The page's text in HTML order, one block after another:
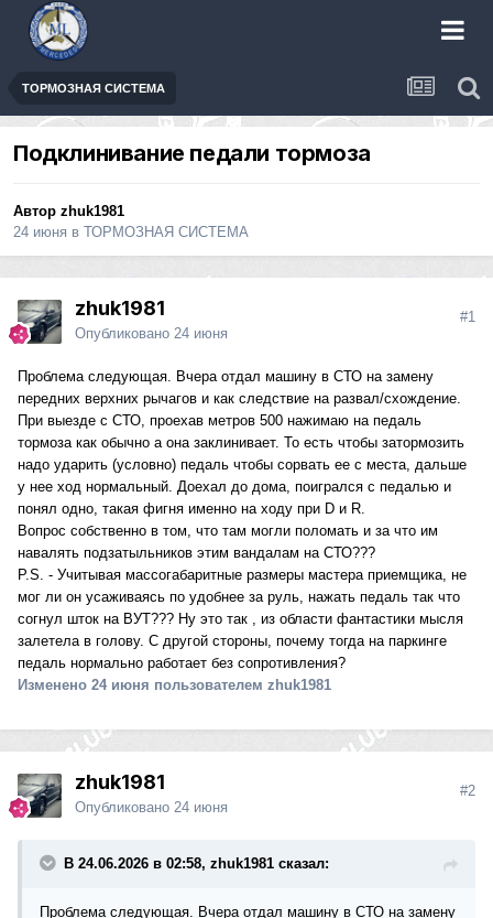
ТОРМОЗНАЯ СИСТЕМА
Подклинивание педали тормоза
Автор zhuk1981
24 июня в ТОРМОЗНАЯ СИСТЕМА
zhuk1981
Опубликовано 24 июня
#1
Проблема следующая. Вчера отдал машину в СТО на замену
передних верхних рычагов и как следствие на развал/схождение.
При выезде с СТО, проехав метров 500 нажимаю на педаль
тормоза как обычно а она заклинивает. То есть чтобы затормозить
надо ударить (условно) педаль чтобы сорвать ее с места, дальше
у нее ход нормальный. Доехал до дома, поигрался с педалью и
понял одно, такая фигня именно на ходу при D и R.
Вопрос собственно в том, что там могли поломать и за что им
навалять подзатыльников этим вандалам на СТО???
P.S. - Учитывая массогабаритные размеры мастера приемщика, не
мог ли он усаживаясь по удобнее за руль, нажать педаль так что
согнул шток на ВУТ??? Ну это так , из области фантастики мысля
залетела в голову. С другой стороны, почему тогда на паркинге
педаль нормально работает без сопротивления?
Изменено 24 июня пользователем zhuk1981
zhuk1981
Опубликовано 24 июня
#2
В 24.06.2026 в 02:58, zhuk1981 сказал:
Проблема следующая. Вчера отдал машину в СТО на замену